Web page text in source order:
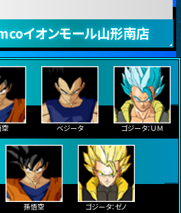
イオンモール山形南店
ベジータ ゴジータ：ＵＭ
孫悟空 ゴジータ：ゼノ